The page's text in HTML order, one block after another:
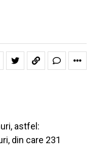
astfel:
din care 231